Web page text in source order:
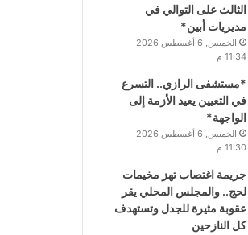
الثالث على التوالي في
مديريات أبين*
الخميس, 6 أغسطس 2026 -
11:34 م
*مستشفى الرازي.. التسرع
في التعيين يعيد الأزمة إلى
الواجهة*
الخميس, 6 أغسطس 2026 -
11:30 م
جريمة اغتصاب تهز مخيمات
لحج.. والمجلس المحلي يقر
عقوبة مثيرة للجدل وتستهدف
كل النازحين